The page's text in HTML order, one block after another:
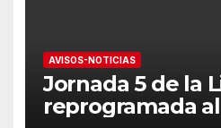
AVISOS-NOTICIAS
Jornada 5 de la
reprogramada